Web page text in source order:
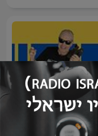
למרות הכל